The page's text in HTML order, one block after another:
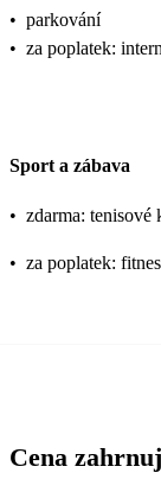
• parkování
• za poplatek:
Sport a zábava
• zdarma: tenisové
• za poplatek:
Cena